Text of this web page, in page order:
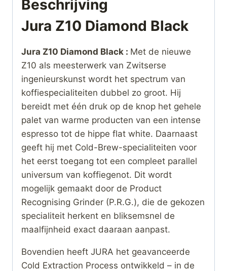
Beschrijving
Jura Z10 Diamond Black
Jura Z10 Diamond Black : Met de nieuwe
Z10 als meesterwerk van Zwitserse
ingenieurskunst wordt het spectrum van
koffiespecialiteiten dubbel zo groot. Hij
bereidt met één druk op de knop het gehele
palet van warme producten van een intense
espresso tot de hippe flat white. Daarnaast
geeft hij met Cold-Brew-specialiteiten voor
het eerst toegang tot een compleet parallel
universum van koffiegenot. Dit wordt
mogelijk gemaakt door de Product
Recognising Grinder (P.R.G.), die de gekozen
specialiteit herkent en bliksemsnel de
maalfijnheid exact daaraan aanpast.
Bovendien heeft JURA het geavanceerde
Cold Extraction Process ontwikkeld – in de